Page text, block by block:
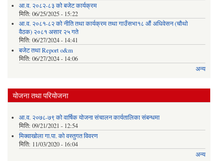
आ.व. २०८२-८३ को बजेट कार्यक्रम
मिति: 06/25/2025 - 15:22
आ.व. २०८१-८२ को नीति तथा कार्यक्रम तथा गाउँसभा१८ औं अधिवेसन (चौथो
वैठक) २०८१ असार २५ गते
मिति: 06/27/2024 - 14:41
बजेट तथा Report o&m
मिति: 06/27/2024 - 14:06
अन्य
योजना तथा परियोजना
आ.व. २०७८-७९ को वार्षिक योजना संचालन कार्यतालिका संबन्धमा
मिति: 09/21/2021 - 12:54
मिक्वाखोला गा.पा. को वस्तुगत विवरण
मिति: 11/03/2020 - 16:04
अन्य